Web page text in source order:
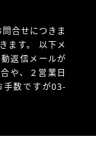
合せにつきま
ます。 以下メ
返信メールが
や、
２営業日
手数ですが03-